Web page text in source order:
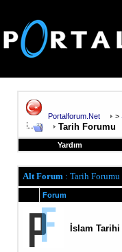
Portalforum.Net >
Tarih Forumu
Yardım
Alt Forum : Tarih Forumu
Forum
İslam Tarihi